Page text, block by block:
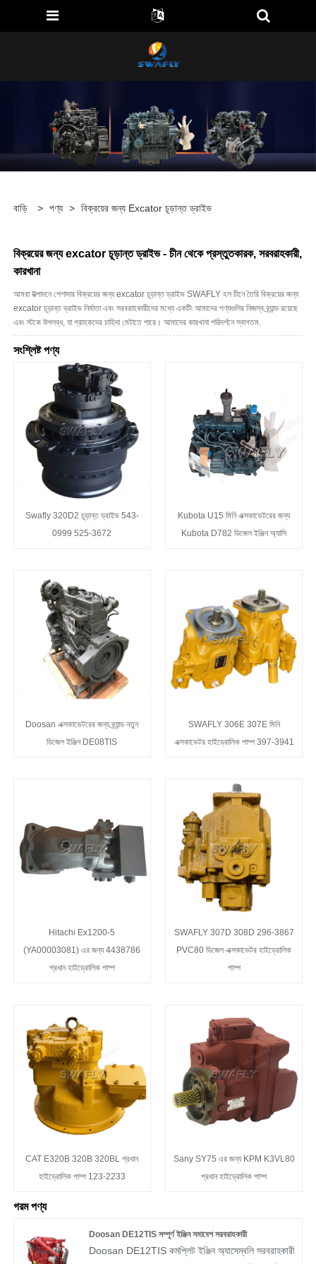
বাড়ি > পণ্য > বিক্রয়ের জন্য Excator চূড়ান্ত ড্রাইভ
বিক্রয়ের জন্য excator চূড়ান্ত ড্রাইভ - চীন থেকে প্রস্তুতকারক, সরবরাহকারী,
কারখানা
আমরা উত্পাদনে পেশাদার বিক্রয়ের জন্য excator চূড়ান্ত ড্রাইভ SWAFLY হল চীনে তৈরি বিক্রয়ের জন্য
excator চূড়ান্ত ড্রাইভ নির্মাতা এবং সরবরাহকারীদের মধ্যে একটি৷ আমাদের পণ্যগুলির নিজস্ব ব্র্যান্ড রয়েছে
এবং স্টকে উপলব্ধ, যা গ্রাহকদের চাহিদা মেটাতে পারে। আমাদের কারখানা পরিদর্শনে স্বাগতম.
সংশ্লিষ্ট পণ্য
Swafly 320D2 চূড়ান্ত ড্রাইভ 543-
0999 525-3672
Kubota U15 মিনি এক্সকাভেটরের জন্য
Kubota D782 ডিজেল ইঞ্জিন অ্যাসি
Doosan এক্সকাভেটরের জন্য ব্র্যান্ড নতুন
ডিজেল ইঞ্জিন DE08TIS
SWAFLY 306E 307E মিনি
এক্সকাভেটর হাইড্রোলিক পাম্প 397-3941
Hitachi Ex1200-5
(YA00003081) এর জন্য 4438786
প্রধান হাইড্রোলিক পাম্প
SWAFLY 307D 308D 296-3867
PVC80 ডিজেল এক্সকাভেটর হাইড্রোলিক
পাম্প
CAT E320B 320B 320BL প্রধান
হাইড্রোলিক পাম্প 123-2233
Sany SY75 এর জন্য KPM K3VL80
প্রধান হাইড্রোলিক পাম্প
গরম পণ্য
Doosan DE12TIS সম্পূর্ণ ইঞ্জিন সমাবেশ সরবরাহকারী
Doosan DE12TIS কমপ্লিট ইঞ্জিন অ্যাসেম্বলি সরবরাহকারী